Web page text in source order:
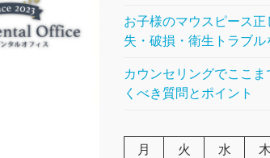
お子様のマウスピース
失・破損・衛生トラブル
カウンセリングでここ
くべき質問とポイント
月 火 水 木